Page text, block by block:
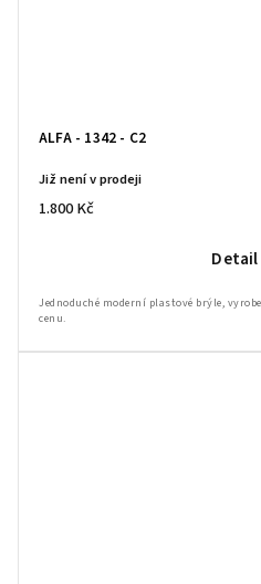
ALFA - 1342 - C2
Již není v prodeji
1.800 Kč
Detail
Jednoduché moderní plastové brýle,